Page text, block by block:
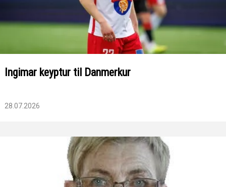
Ingimar keyptur til Danmerkur
28.07.2026